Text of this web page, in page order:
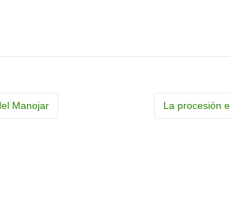
Manojar La procesión